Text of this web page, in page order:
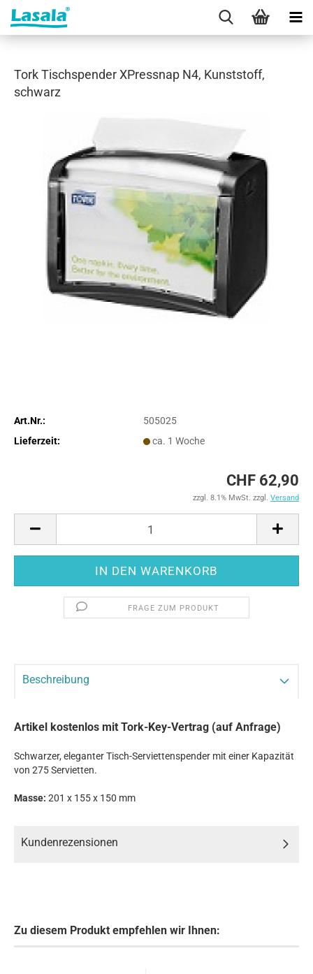
Tork Tischspender XPressnap N4, Kunststoff,
schwarz
Art.Nr.:
505025
Lieferzeit:
ca. 1 Woche
CHF 62,90
zzgl. 8.1% MwSt. zzgl. Versand
FRAGE ZUM PRODUKT
Beschreibung
Artikel kostenlos mit Tork-Key-Vertrag (auf Anfrage)
Schwarzer, eleganter Tisch-Serviettenspender mit einer Kapazität
von 275 Servietten.
Masse: 201 x 155 x 150 mm
Kundenrezensionen
Zu diesem Produkt empfehlen wir Ihnen: